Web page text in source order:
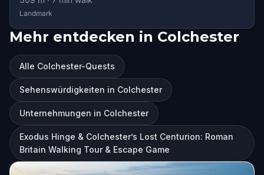
Landmark
Mehr entdecken in Colchester
Alle Colchester-Quests
Sehenswürdigkeiten in Colchester
Unternehmungen in Colchester
Exodus Hinge & Colchester’s Lost Centurion: Roman
Britain Walking Tour & Escape Game